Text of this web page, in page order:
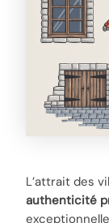
L’attrait des
authenticité